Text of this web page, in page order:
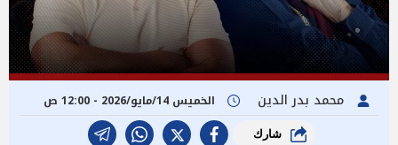
محمد بدر الدين الخميس 14/مايو/2026 - 12:00 ص
شارك